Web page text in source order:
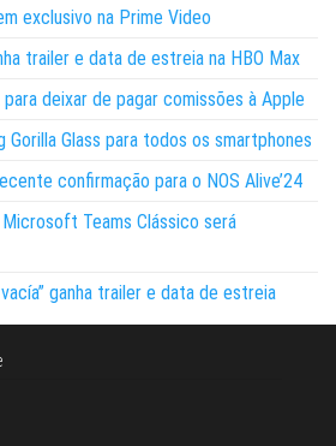
exclusivo na Prime Video
trailer e data de estreia na HBO Max
deixar de pagar comissões à Apple
Gorilla Glass para todos os smartphones
confirmação para o NOS Alive’24
Teams Clássico será
ganha trailer e data de estreia